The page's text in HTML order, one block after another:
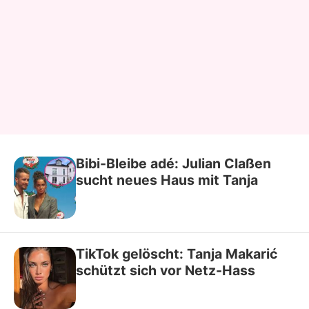
Bibi-Bleibe adé: Julian Claßen
sucht neues Haus mit Tanja
TikTok gelöscht: Tanja Makarić
schützt sich vor Netz-Hass